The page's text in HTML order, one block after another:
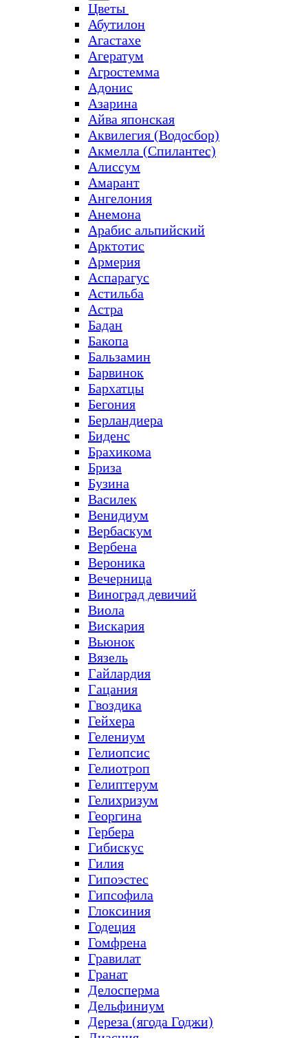
Цветы
Абутилон
Агастахе
Агератум
Агростемма
Адонис
Азарина
Айва японская
Аквилегия (Водосбор)
Акмелла (Спилантес)
Алиссум
Амарант
Ангелония
Анемона
Арабис альпийский
Арктотис
Армерия
Аспарагус
Астильба
Астра
Бадан
Бакопа
Бальзамин
Барвинок
Бархатцы
Бегония
Берландиера
Биденс
Брахикома
Бриза
Бузина
Василек
Венидиум
Вербаскум
Вербена
Вероника
Вечерница
Виноград девичий
Виола
Вискария
Вьюнок
Вязель
Гайлардия
Гацания
Гвоздика
Гейхера
Гелениум
Гелиопсис
Гелиотроп
Гелиптерум
Гелихризум
Георгина
Гербера
Гибискус
Гилия
Гипоэстес
Гипсофила
Глоксиния
Годеция
Гомфрена
Гравилат
Гранат
Делосперма
Дельфиниум
Дереза (ягода Годжи)